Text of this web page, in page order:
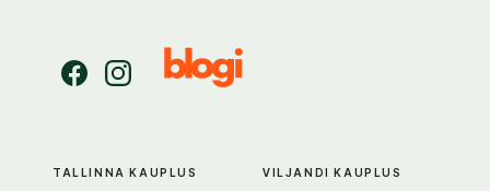
TALLINNA KAUPLUS VILJANDI KAUPLUS